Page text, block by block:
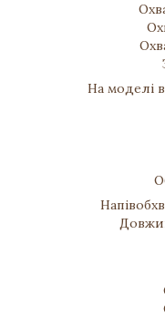
На моделі